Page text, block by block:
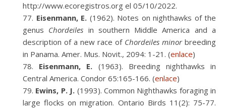
http://www.ecoregistros.org el 05/10/2022.
Eisenmann, E. (1962). Notes on nighthawks of the
genus Chordeiles in southern Middle America and a
description of a new race of Chordeiles minorbreeding
in Panama. Amer. Mus. Novit., 2094: 1-21. (enlace)
Eisenmann, E. (1963). Breeding nighthawks in
Central America. Condor 65:165-166. (enlace)
Ewins, P. J. (1993). Common Nighthawks foraging in
large flocks on migration. Ontario Birds 11(2): 75-77.